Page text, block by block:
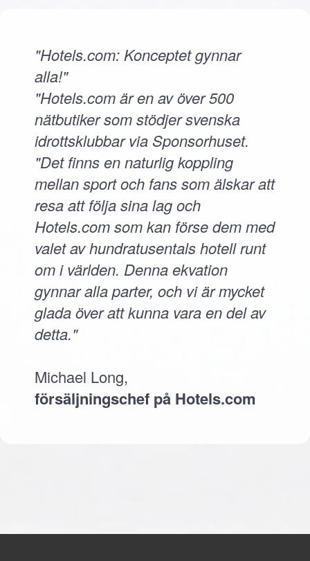
"Hotels.com: Konceptet gynnar
alla!"
"Hotels.com är en av över 500
nätbutiker som stödjer svenska
idrottsklubbar via Sponsorhuset.
"Det finns en naturlig koppling
mellan sport och fans som älskar att
resa att följa sina lag och
Hotels.com som kan förse dem med
valet av hundratusentals hotell runt
om i världen. Denna ekvation
gynnar alla parter, och vi är mycket
glada över att kunna vara en del av
detta."
Michael Long,
försäljningschef på Hotels.com